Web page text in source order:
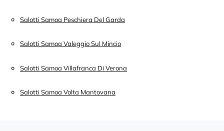
Salotti Samoa Peschiera Del Garda
Salotti Samoa Valeggio Sul Mincio
Salotti Samoa Villafranca Di Verona
Salotti Samoa Volta Mantovana